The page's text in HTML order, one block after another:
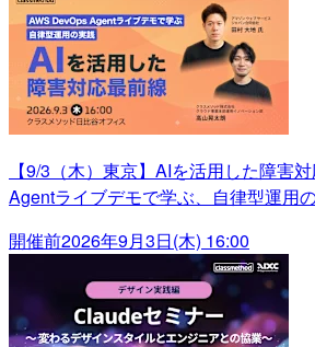
【9/3（木）東京】AIを活用した障害
Agentライブデモで学ぶ、自律型運用
開催前2026年9月3日(木) 16:00